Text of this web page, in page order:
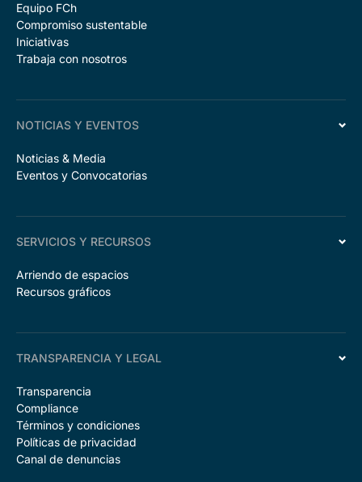
Equipo FCh
Compromiso sustentable
Iniciativas
Trabaja con nosotros
NOTICIAS Y EVENTOS
Noticias & Media
Eventos y Convocatorias
SERVICIOS Y RECURSOS
Arriendo de espacios
Recursos gráficos
TRANSPARENCIA Y LEGAL
Transparencia
Compliance
Términos y condiciones
Políticas de privacidad
Canal de denuncias